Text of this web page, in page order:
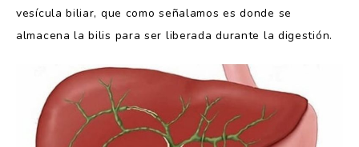
vesícula biliar, que como señalamos es donde se
almacena la bilis para ser liberada durante la digestión.